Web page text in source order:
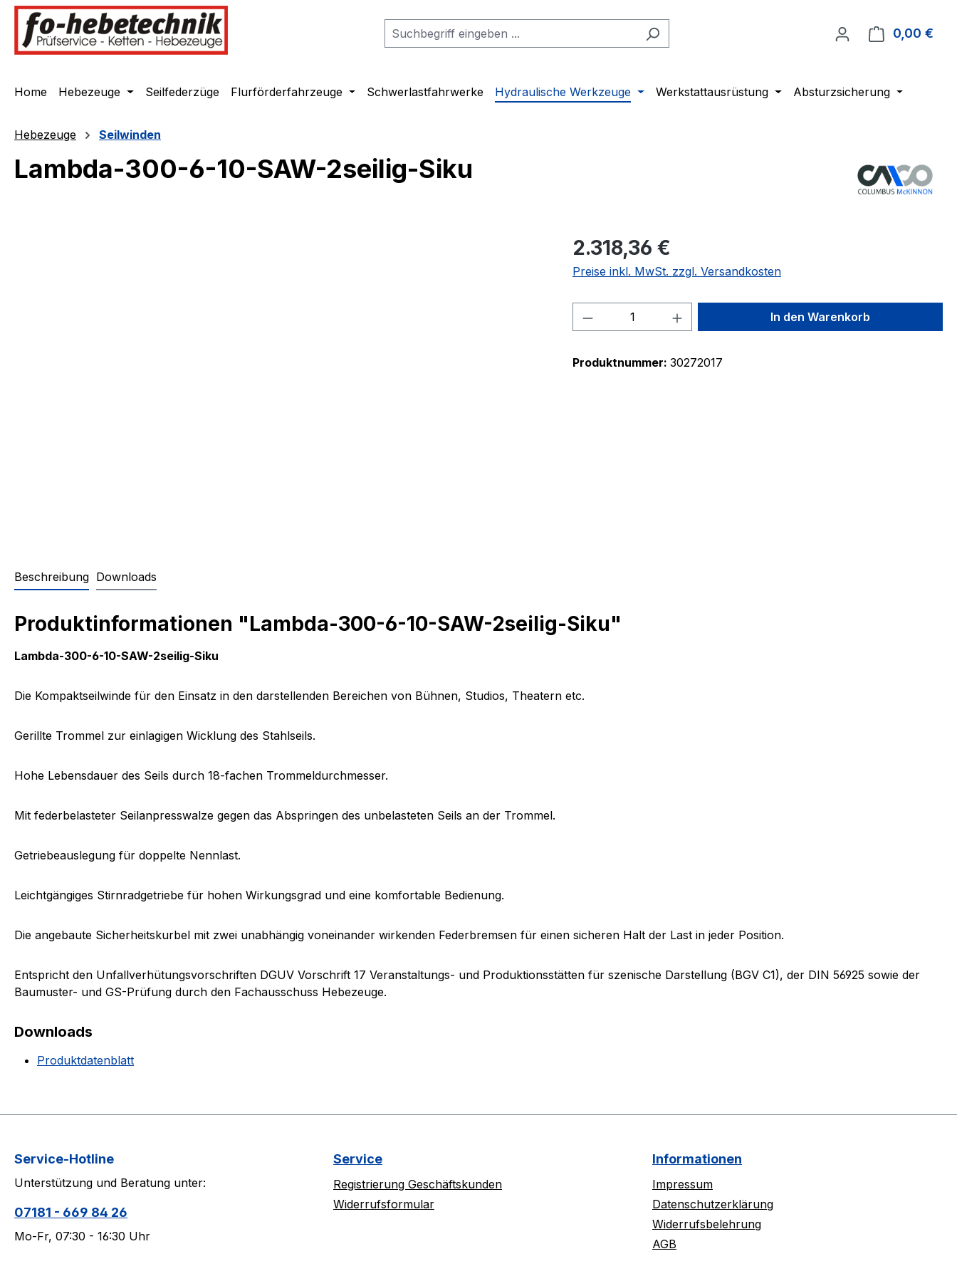
Zur Hauptnavigation springen
0,00 €
Home Hebezeuge Seilfederzüge Flurförderfahrzeuge Schwerlastfahrwerke Hydraulische Werkzeuge Werkstattausrüstung Absturzsicherung
Hebezeuge Seilwinden
Lambda-300-6-10-SAW-2seilig-Siku
2.318,36 €
Preise inkl. MwSt. zzgl. Versandkosten
Produkt Anzahl: Gib den gewünschten Wert
In den Warenkorb
Produktnummer: 30272017
Beschreibung Downloads
Produktinformationen "Lambda-300-6-10-SAW-2seilig-Siku"
Lambda-300-6-10-SAW-2seilig-Siku
Die Kompaktseilwinde für den Einsatz in den darstellenden Bereichen von Bühnen, Studios, Theatern etc.
Gerillte Trommel zur einlagigen Wicklung des Stahlseils.
Hohe Lebensdauer des Seils durch 18-fachen Trommeldurchmesser.
Mit federbelasteter Seilanpresswalze gegen das Abspringen des unbelasteten Seils an der Trommel.
Getriebeauslegung für doppelte Nennlast.
Leichtgängiges Stirnradgetriebe für hohen Wirkungsgrad und eine komfortable Bedienung.
Die angebaute Sicherheitskurbel mit zwei unabhängig voneinander wirkenden Federbremsen für einen sicheren Halt der Last in jeder Position.
Entspricht den Unfallverhütungsvorschriften DGUV Vorschrift 17 Veranstaltungs- und Produktionsstätten für szenische Darstellung (BGV C1), der DIN 56925 sowie der
Baumuster- und GS-Prüfung durch den Fachausschuss Hebezeuge.
Downloads
Produktdatenblatt
Service-Hotline
Unterstützung und Beratung unter:
07181 - 669 84 26
Mo-Fr, 07:30 - 16:30 Uhr
Service
Registrierung Geschäftskunden
Widerrufsformular
Informationen
Impressum
Datenschutzerklärung
Widerrufsbelehrung
AGB